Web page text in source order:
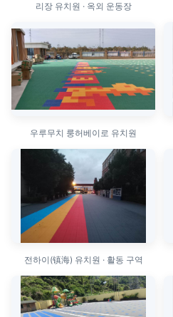
리장 유치원 · 옥외 운동장
우루무치 룽허베이로 유치원
전하이(镇海) 유치원 · 활동 구역